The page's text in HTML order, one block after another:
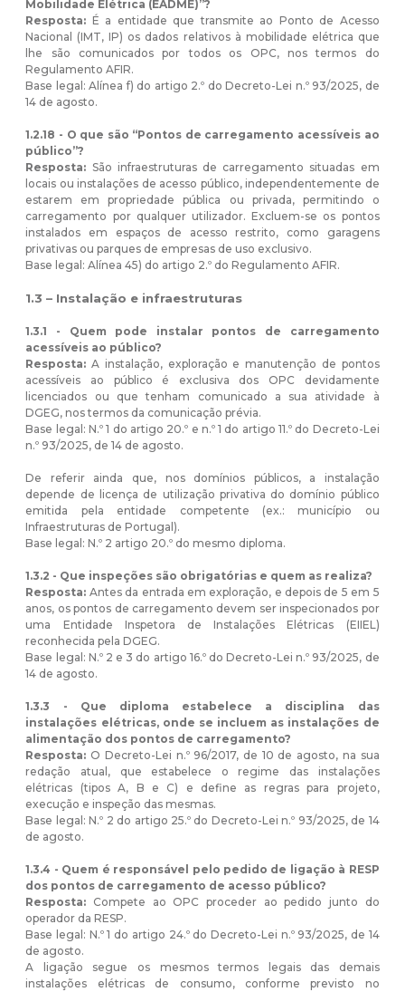
Mobilidade Elétrica (EADME)”?
Resposta: É a entidade que transmite ao Ponto de Acesso
Nacional (IMT, IP) os dados relativos à mobilidade elétrica que
lhe são comunicados por todos os OPC, nos termos do
Regulamento AFIR.
Base legal: Alínea f) do artigo 2.º do Decreto-Lei n.º 93/2025, de
14 de agosto.
1.2.18 - O que são “Pontos de carregamento acessíveis ao
público”?
Resposta: São infraestruturas de carregamento situadas em
locais ou instalações de acesso público, independentemente de
estarem em propriedade pública ou privada, permitindo o
carregamento por qualquer utilizador. Excluem-se os pontos
instalados em espaços de acesso restrito, como garagens
privativas ou parques de empresas de uso exclusivo.
Base legal: Alínea 45) do artigo 2.º do Regulamento AFIR.
1.3 – Instalação e infraestruturas
1.3.1 - Quem pode instalar pontos de carregamento
acessíveis ao público?
Resposta: A instalação, exploração e manutenção de pontos
acessíveis ao público é exclusiva dos OPC devidamente
licenciados ou que tenham comunicado a sua atividade à
DGEG, nos termos da comunicação prévia.
Base legal: N.º 1 do artigo 20.º e n.º 1 do artigo 11.º do Decreto-Lei
n.º 93/2025, de 14 de agosto.
De referir ainda que, nos domínios públicos, a instalação
depende de licença de utilização privativa do domínio público
emitida pela entidade competente (ex.: município ou
Infraestruturas de Portugal).
Base legal: N.º 2 artigo 20.º do mesmo diploma.
1.3.2 - Que inspeções são obrigatórias e quem as realiza?
Resposta: Antes da entrada em exploração, e depois de 5 em 5
anos, os pontos de carregamento devem ser inspecionados por
uma Entidade Inspetora de Instalações Elétricas (EIIEL)
reconhecida pela DGEG.
Base legal: N.º 2 e 3 do artigo 16.º do Decreto-Lei n.º 93/2025, de
14 de agosto.
1.3.3 - Que diploma estabelece a disciplina das
instalações elétricas, onde se incluem as instalações de
alimentação dos pontos de carregamento?
Resposta: O Decreto-Lei n.º 96/2017, de 10 de agosto, na sua
redação atual, que estabelece o regime das instalações
elétricas (tipos A, B e C) e define as regras para projeto,
execução e inspeção das mesmas.
Base legal: N.º 2 do artigo 25.º do Decreto-Lei n.º 93/2025, de 14
de agosto.
1.3.4 - Quem é responsável pelo pedido de ligação à RESP
dos pontos de carregamento de acesso público?
Resposta: Compete ao OPC proceder ao pedido junto do
operador da RESP.
Base legal: N.º 1 do artigo 24.º do Decreto-Lei n.º 93/2025, de 14
de agosto.
A ligação segue os mesmos termos legais das demais
instalações elétricas de consumo, conforme previsto no